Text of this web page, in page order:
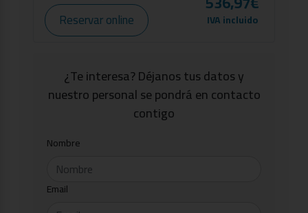
Reservar online
IVA incluido
¿Te interesa? Déjanos tus datos y
nuestro personal se pondrá en contacto
contigo
Nombre
Email